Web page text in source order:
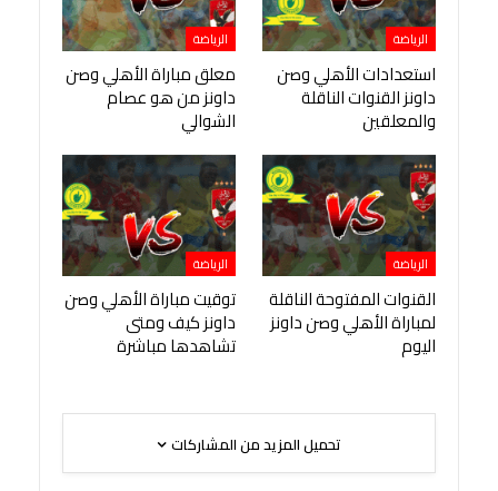
الرياضة
استعدادات الأهلي وصن
داونز القنوات الناقلة
والمعلقين
الرياضة
معلق مباراة الأهلي وصن
داونز من هو عصام
الشوالي
الرياضة
القنوات المفتوحة الناقلة
لمباراة الأهلي وصن داونز
اليوم
الرياضة
توقيت مباراة الأهلي وصن
داونز كيف ومتى
تشاهدها مباشرة
تحميل المزيد من المشاركات